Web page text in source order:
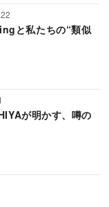
と私たちの“類似
が明かす、噂の